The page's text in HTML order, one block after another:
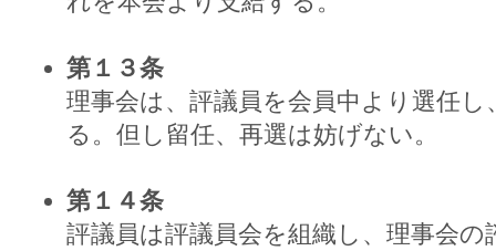
第１３条
理事会は、評議員を会員中より選任
る。但し留任、再選は妨げない。
第１４条
評議員は評議員会を組織し、理事会の